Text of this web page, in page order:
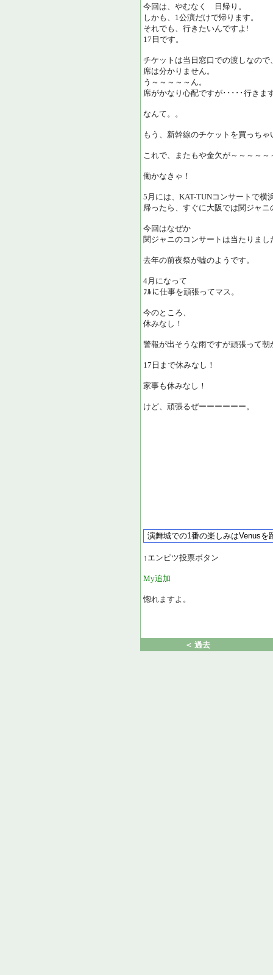
今回は、やむなく 日帰り。
しかも、1公演だけで帰ります。
それでも、行きたいんですよ!
17日です。
チケットは当日窓口での渡しなので
席は分かりません。
う～～～～～ん。
席がかなり心配ですが･････行きま
なんて。。
もう、新幹線のチケットを買っち
これで、またもや金欠が～～～～～
働かなきゃ！
5月には、KAT-TUNコンサートで横
帰ったら、すぐに大阪では関ジャ
今回はなぜか
関ジャニのコンサートは当たりまし
去年の前夜祭が嘘のようです。
4月になって
ﾌﾙに仕事を頑張ってマス。
今のところ、
休みなし！
警報が出そうな雨ですが頑張って
17日まで休みなし！
家事も休みなし！
けど、頑張るぜーーーーーー。
↑エンピツ投票ボタン
My追加
惚れますよ。
＜ 過去